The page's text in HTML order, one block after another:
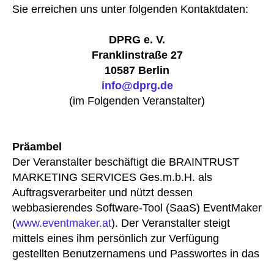
Sie erreichen uns unter folgenden Kontaktdaten:
DPRG e. V.
Franklinstraße 27
10587 Berlin
info@dprg.de
(im Folgenden Veranstalter)
Präambel
Der Veranstalter beschäftigt die BRAINTRUST
MARKETING SERVICES Ges.m.b.H. als
Auftragsverarbeiter und nützt dessen
webbasierendes Software-Tool (SaaS) EventMaker
(www.eventmaker.at). Der Veranstalter steigt
mittels eines ihm persönlich zur Verfügung
gestellten Benutzernamens und Passwortes in das